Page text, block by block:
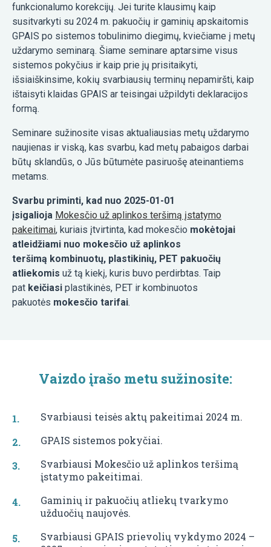
funkcionalumo korekcijų. Jei turite klausimų kaip
susitvarkyti su 2024 m. pakuočių ir gaminių apskaitomis
GPAIS po sistemos tobulinimo diegimų, kviečiame į metų
uždarymo seminarą. Šiame seminare aptarsime visus
sistemos pokyčius ir kaip prie jų prisitaikyti,
išsiaiškinsime, kokių svarbiausių terminų nepamiršti, kaip
ištaisyti klaidas GPAIS ar teisingai užpildyti deklaracijos
formą.
Seminare sužinosite visas aktualiausias metų uždarymo
naujienas ir viską, kas svarbu, kad metų pabaigos darbai
būtų sklandūs, o Jūs būtumėte pasiruošę ateinantiems
metams.
Svarbu priminti, kad nuo 2025-01-01
įsigalioja Mokesčio už aplinkos teršimą įstatymo
pakeitimai, kuriais įtvirtinta, kad mokesčio mokėtojai
atleidžiami nuo mokesčio už aplinkos
teršimą kombinuotų, plastikinių, PET pakuočių
atliekomis už tą kiekį, kuris buvo perdirbtas. Taip
pat keičiasi plastikinės, PET ir kombinuotos
pakuotės mokesčio tarifai.
Vaizdo įrašo metu sužinosite:
Svarbiausi teisės aktų pakeitimai 2024 m.
GPAIS sistemos pokyčiai.
Svarbiausi Mokesčio už aplinkos teršimą
įstatymo pakeitimai.
Gaminių ir pakuočių atliekų tvarkymo
užduočių naujovės.
Svarbiausi GPAIS prievolių vykdymo 2024 –